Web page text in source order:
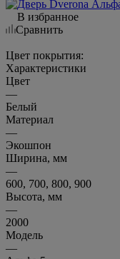
В избранное
Сравнить
Цвет покрытия:
Характеристики
Цвет
—
Белый
Материал
—
Экошпон
Ширина, мм
—
600, 700, 800, 900
Высота, мм
—
2000
Модель
—